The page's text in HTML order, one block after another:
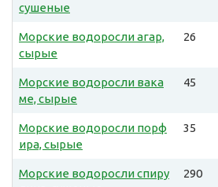
сушеные
Морские водоросли агар,
сырые
26
Морские водоросли вака
ме, сырые
45
Морские водоросли порф
ира, сырые
35
Морские водоросли спиру
290